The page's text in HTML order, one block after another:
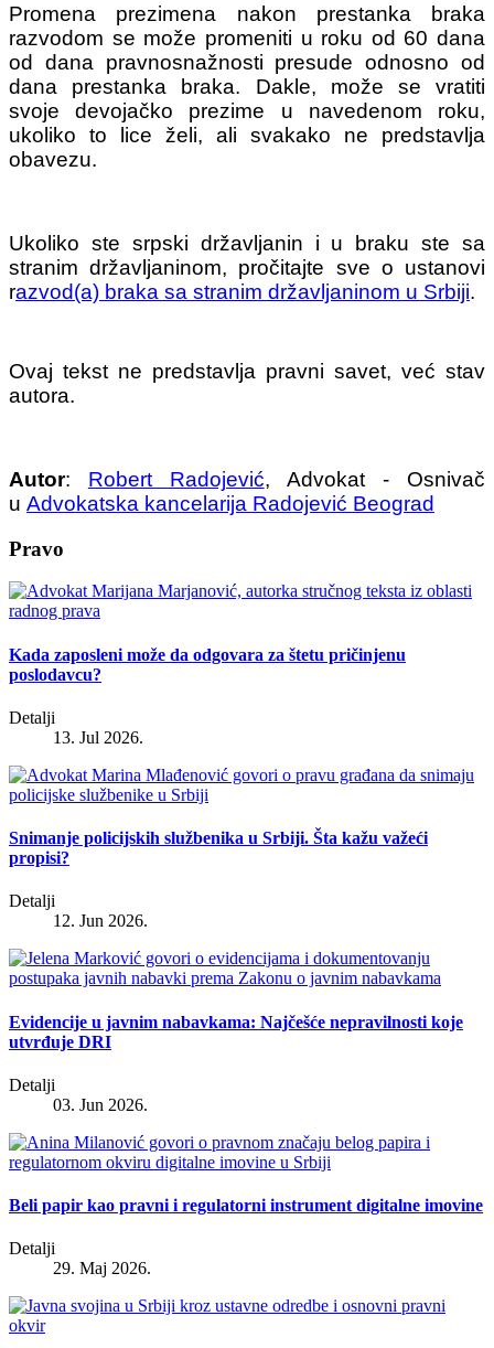
Promena prezimena nakon prestanka braka
razvodom se može promeniti u roku od 60 dana
od dana pravnosnažnosti presude odnosno od
dana prestanka braka. Dakle, može se vratiti
svoje devojačko prezime u navedenom roku,
ukoliko to lice želi, ali svakako ne predstavlja
obavezu.
Ukoliko ste srpski državljanin i u braku ste sa
stranim državljaninom, pročitajte sve o ustanovi
razvod(a) braka sa stranim državljaninom u Srbiji.
Ovaj tekst ne predstavlja pravni savet, već stav
autora.
Autor: Robert Radojević, Advokat - Osnivač
u Advokatska kancelarija Radojević Beograd
Pravo
Kada zaposleni može da odgovara za štetu pričinjenu
poslodavcu?
Detalji
13. Jul 2026.
Snimanje policijskih službenika u Srbiji. Šta kažu važeći
propisi?
Detalji
12. Jun 2026.
Evidencije u javnim nabavkama: Najčešće nepravilnosti koje
utvrđuje DRI
Detalji
03. Jun 2026.
Beli papir kao pravni i regulatorni instrument digitalne imovine
Detalji
29. Maj 2026.